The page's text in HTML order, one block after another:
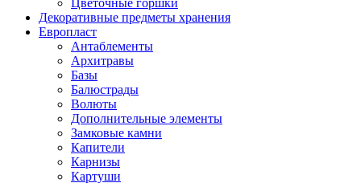
Цветочные горшки
Декоративные предметы хранения
Европласт
Антаблементы
Архитравы
Базы
Балюстрады
Волюты
Дополнительные элементы
Замковые камни
Капители
Карнизы
Картуши